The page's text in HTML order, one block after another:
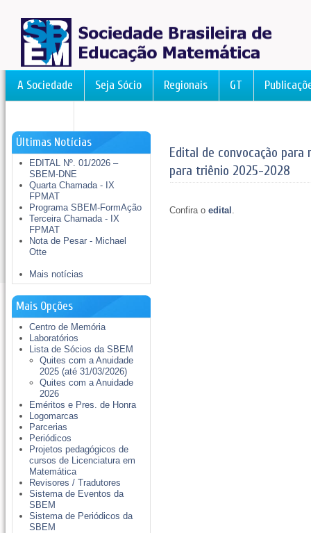
A Sociedade Seja Sócio Regionais GT
Últimas Notícias
EDITAL Nº. 01/2026 –
SBEM-DNE
Quarta Chamada - IX
FPMAT
Programa SBEM-FormAção
Terceira Chamada - IX
FPMAT
Nota de Pesar - Michael
Otte
Mais notícias
Mais Opções
Centro de Memória
Laboratórios
Lista de Sócios da SBEM
Quites com a Anuidade
2025 (até 31/03/2026)
Quites com a Anuidade
2026
Eméritos e Pres. de Honra
Logomarcas
Parcerias
Periódicos
Projetos pedagógicos de
cursos de Licenciatura em
Matemática
Revisores / Tradutores
Sistema de Eventos da
SBEM
Sistema de Periódicos da
SBEM
Edital de convocação
para triênio 2025-2028
Confira oedital .